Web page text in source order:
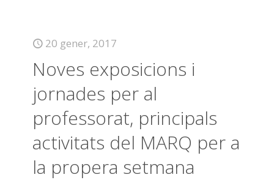
20 gener, 2017
Noves exposicions i
jornades per al
professorat, principals
activitats del MARQ per a
la propera setmana